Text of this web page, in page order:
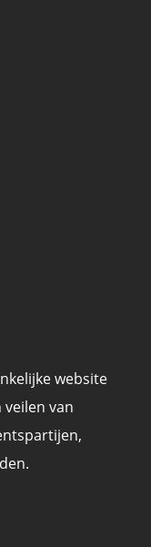
website
veilen van
,
.